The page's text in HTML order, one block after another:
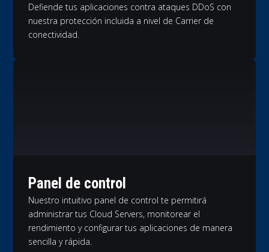
Defiende tus aplicaciones contra ataques DDoS con
nuestra protección incluida a nivel de Carrier de
conectividad.
Panel de control
Nuestro intuitivo panel de control te permitirá
administrar tus Cloud Servers, monitorear el
rendimiento y configurar tus aplicaciones de manera
sencilla y rápida.